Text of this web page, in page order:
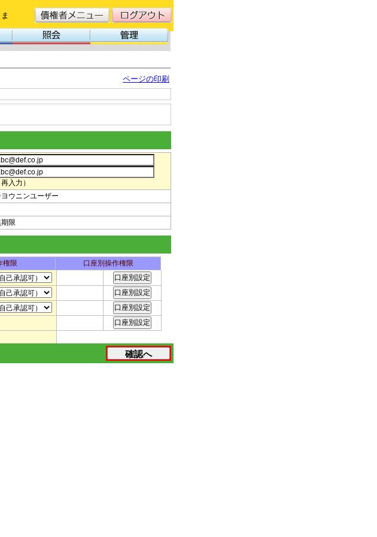
ページの印刷
再入力）
ヨウニンユーザー
限
権限
口座別操作権限